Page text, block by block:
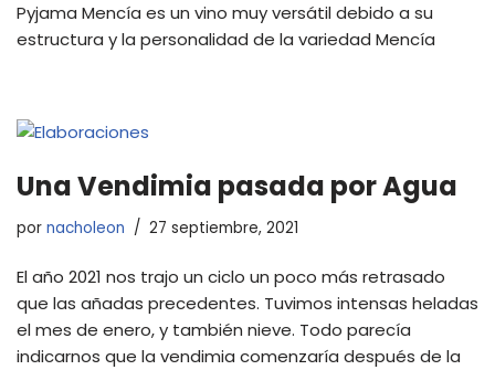
Pyjama Mencía es un vino muy versátil debido a su
estructura y la personalidad de la variedad Mencía
Una Vendimia pasada por Agua
por nacholeon 27 septiembre, 2021
El año 2021 nos trajo un ciclo un poco más retrasado
que las añadas precedentes. Tuvimos intensas heladas
el mes de enero, y también nieve. Todo parecía
indicarnos que la vendimia comenzaría después de la